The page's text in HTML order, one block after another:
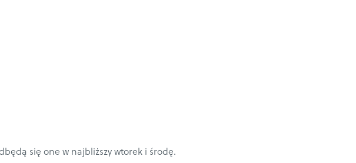
się one w najbliższy wtorek i środę.